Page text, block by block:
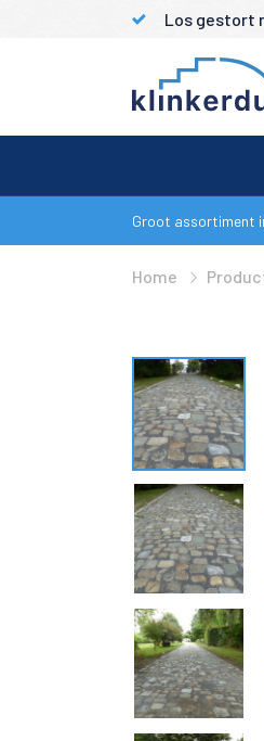
Los gestort
Groot assortiment
Home